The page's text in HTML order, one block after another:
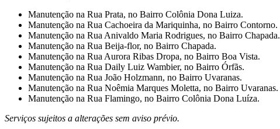
Manutenção na Rua Prata, no Bairro Colônia Dona Luiza.
Manutenção na Rua Cachoeira da Mariquinha, no Bairro Contorno.
Manutenção na Rua Anivaldo Maria Rodrigues, no Bairro Chapada.
Manutenção na Rua Beija-flor, no Bairro Chapada.
⁠Manutenção na Rua Aurora Ribas Dropa, no Bairro Boa Vista.
Manutenção na Rua Daily Luiz Wambier, no Bairro Órfãs.
⁠Manutenção na Rua João Holzmann, no Bairro Uvaranas.
Manutenção na Rua Noêmia Marques Moletta, no Bairro Uvaranas.
Manutenção na Rua Flamingo, no Bairro Colônia Dona Luíza.
Serviços sujeitos a alterações sem aviso prévio.